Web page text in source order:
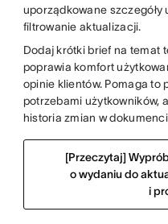
uporządkowane szczegóły
filtrowanie aktualizacji.
Dodaj krótki brief na temat
poprawia komfort
opinie klientów. Pomaga to
potrzebami użytkowników,
historia zmian w
[Przeczytaj]
o wydaniu do
i